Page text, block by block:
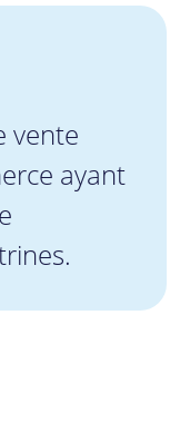
vente
ayant